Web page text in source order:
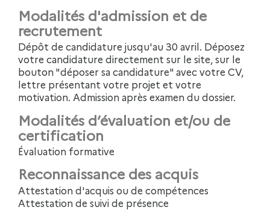
Modalités d'admission et de
recrutement
Dépôt de candidature jusqu'au 30 avril. Déposez
votre candidature directement sur le site, sur le
bouton "déposer sa candidature" avec votre CV,
lettre présentant votre projet et votre
motivation. Admission après examen du dossier.
Modalités d’évaluation et/ou de
certification
Évaluation formative
Reconnaissance des acquis
Attestation d'acquis ou de compétences
Attestation de suivi de présence